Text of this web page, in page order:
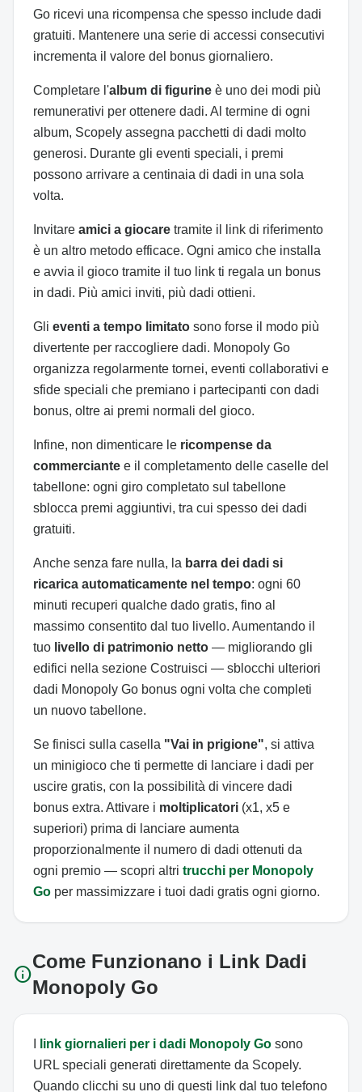
Go ricevi una ricompensa che spesso include dadi
gratuiti. Mantenere una serie di accessi consecutivi
incrementa il valore del bonus giornaliero.
Completare l'album di figurine è uno dei modi più
remunerativi per ottenere dadi. Al termine di ogni
album, Scopely assegna pacchetti di dadi molto
generosi. Durante gli eventi speciali, i premi
possono arrivare a centinaia di dadi in una sola
volta.
Invitare amici a giocare tramite il link di riferimento
è un altro metodo efficace. Ogni amico che installa
e avvia il gioco tramite il tuo link ti regala un bonus
in dadi. Più amici inviti, più dadi ottieni.
Gli eventi a tempo limitato sono forse il modo più
divertente per raccogliere dadi. Monopoly Go
organizza regolarmente tornei, eventi collaborativi e
sfide speciali che premiano i partecipanti con dadi
bonus, oltre ai premi normali del gioco.
Infine, non dimenticare le ricompense da
commerciante e il completamento delle caselle del
tabellone: ogni giro completato sul tabellone
sblocca premi aggiuntivi, tra cui spesso dei dadi
gratuiti.
Anche senza fare nulla, la barra dei dadi si
ricarica automaticamente nel tempo: ogni 60
minuti recuperi qualche dado gratis, fino al
massimo consentito dal tuo livello. Aumentando il
tuo livello di patrimonio netto — migliorando gli
edifici nella sezione Costruisci — sblocchi ulteriori
dadi Monopoly Go bonus ogni volta che completi
un nuovo tabellone.
Se finisci sulla casella "Vai in prigione", si attiva
un minigioco che ti permette di lanciare i dadi per
uscire gratis, con la possibilità di vincere dadi
bonus extra. Attivare i moltiplicatori (x1, x5 e
superiori) prima di lanciare aumenta
proporzionalmente il numero di dadi ottenuti da
ogni premio — scopri altri trucchi per Monopoly
Go per massimizzare i tuoi dadi gratis ogni giorno.
info
Come Funzionano i Link Dadi
Monopoly Go
link giornalieri per i dadi Monopoly Go sono
URL speciali generati direttamente da Scopely.
Quando clicchi su uno di questi link dal tuo telefono